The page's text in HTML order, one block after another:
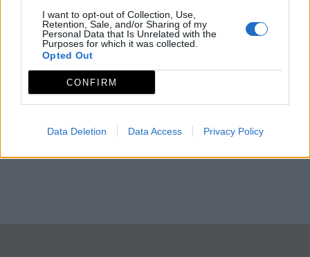
I want to opt-out of Collection, Use,
Retention, Sale, and/or Sharing of my
Personal Data that Is Unrelated with the
Purposes for which it was collected.
Opted Out
CONFIRM
Data Deletion Data Access Privacy Policy